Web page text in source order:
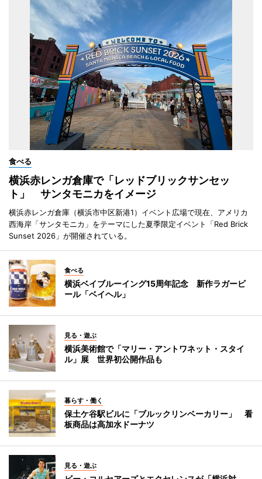
食べる
横浜赤レンガ倉庫で「レッドブリックサンセッ
ト」 サンタモニカをイメージ
横浜赤レンガ倉庫（横浜市中区新港1）イベント広場で現在、アメリカ
西海岸「サンタモニカ」をテーマにした夏季限定イベント「Red Brick
Sunset 2026」が開催されている。
食べる
横浜ベイブルーイング15周年記念 新作ラガービ
ール「ベイヘル」
見る・遊ぶ
横浜美術館で「マリー・アントワネット・スタイ
ル」展 世界初公開作品も
暮らす・働く
保土ケ谷駅ビルに「ブルックリンベーカリー」 看
板商品は高加水ドーナツ
見る・遊ぶ